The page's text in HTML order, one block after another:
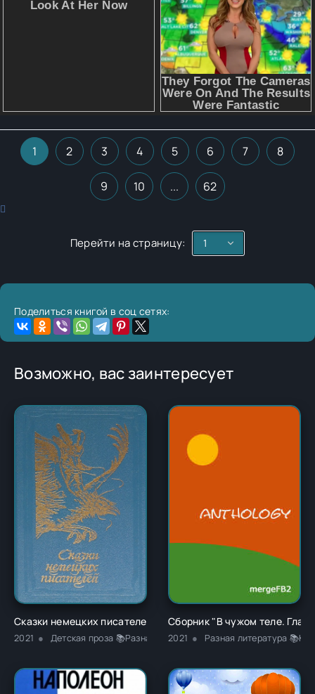
1 2 3 4 5 6 7 8
9 10 ... 62
Перейти на страницу:
Поделиться книгой в соц сетях:
Возможно, вас заинтересует
Сказки немецких писателей - Новалис
2021 Детская проза 📚Разная литература
Сборник "В чужом теле.
2021 Разная литература